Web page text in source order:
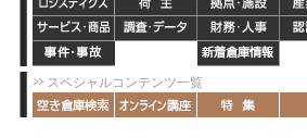
スペシャルコンテンツ一覧